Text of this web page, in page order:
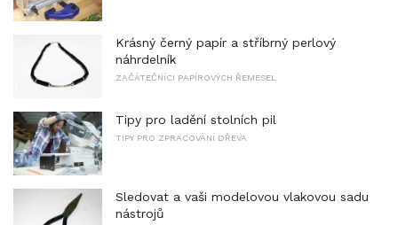
Krásný černý papír a stříbrný perlový
náhrdelník
ZAČÁTEČNÍCI PAPÍROVÝCH ŘEMESEL
Tipy pro ladění stolních pil
TIPY PRO ZPRACOVÁNÍ DŘEVA
Sledovat a vaši modelovou vlakovou sadu
nástrojů